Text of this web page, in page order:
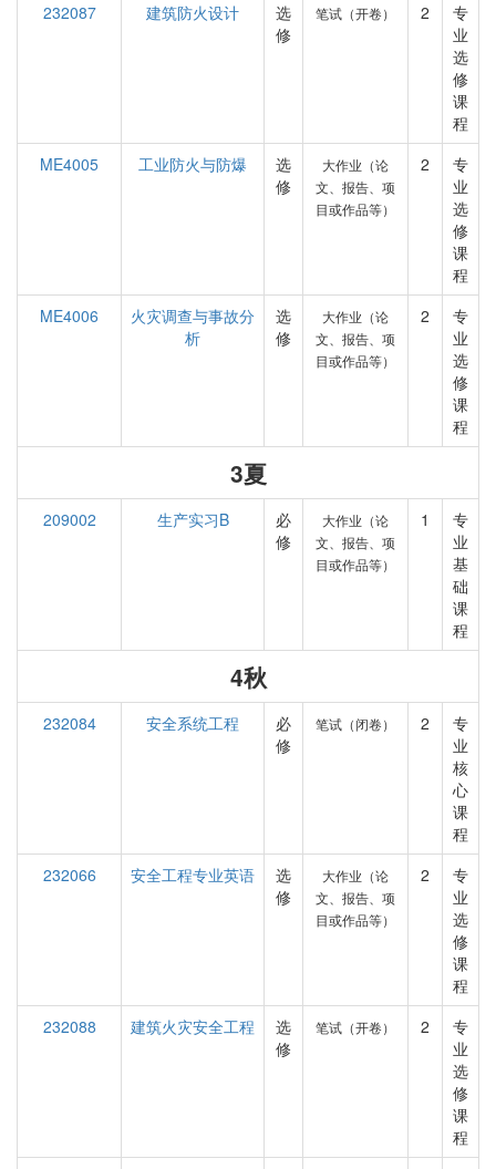
232087
建筑防火设计
选
修
笔试（开卷） 2
专
业
选
修
课
程
ME4005
工业防火与防爆
选
修
大作业（论
文、报告、项
目或作品等）
2
专
业
选
修
课
程
ME4006
火灾调查与事故分
析
选
修
大作业（论
文、报告、项
目或作品等）
2
专
业
选
修
课
程
3夏
209002 生产实习B
必
修
大作业（论
文、报告、项
目或作品等）
1
专
业
基
础
课
程
4秋
232084 安全系统工程
必
修
笔试（闭卷） 2
专
业
核
心
课
程
232066
安全工程专业英语
选
修
大作业（论
文、报告、项
目或作品等）
2
专
业
选
修
课
程
232088
建筑火灾安全工程
选
修
笔试（开卷） 2
专
业
选
修
课
程